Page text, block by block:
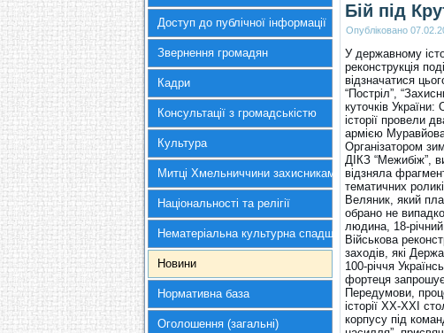
Доступ до публічної інформації
Звернення громадян
Кадри
Консультації з громадськістю
Культура
Митці Хмельниччини захисникам України
Національності та релігії
Нематеріальна культурна спадщина
Новини
Нормативна база
Оголошення (загальні)
Бій під
Опубліковано
У державному
реконструкція
відзначатися
“Постріл”,
куточків
історії провели
армією
Організатором
ДІКЗ “Межибіж”,
відзняла
тематичних
Веляник, який
обрано не
людина, 18-
Військова
заходів, які
100-річчя
фортеця
Передумови,
історії XX-XXI
корпусу під